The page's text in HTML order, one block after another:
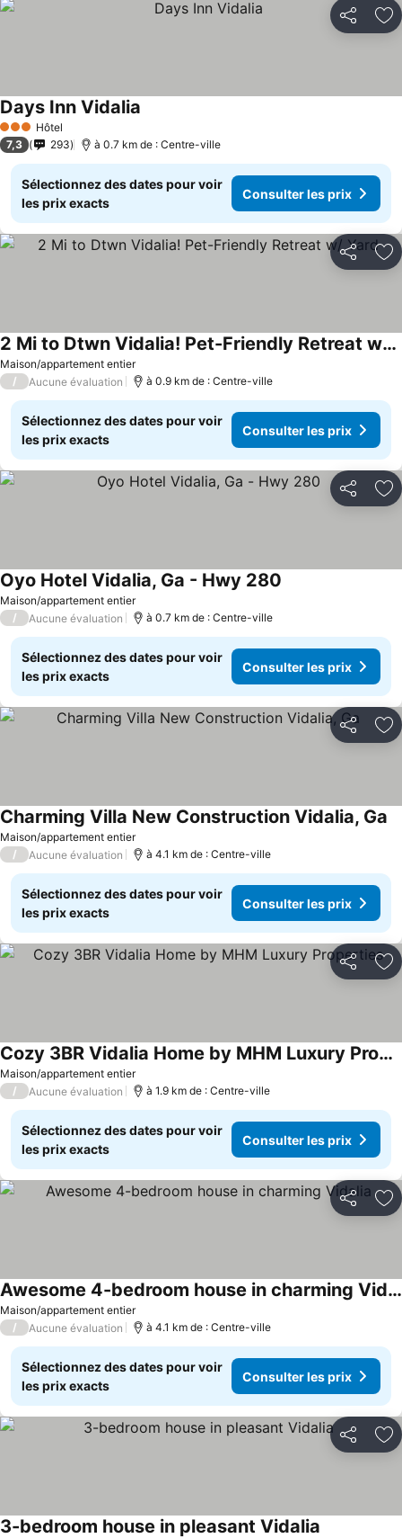
Partager
3 ÉtoilesHôtel
Days Inn Vidalia
7,3 293 à 0.7 km de : Centre-ville
Sélectionnez des dates pour voir
les prix exacts
Consulter les prix
Partager
Maison/appartement entier
2 Mi to Dtwn Vidalia! Pet-Friendly Retreat w/ Yard
/ Aucune évaluation à 0.9 km de : Centre-ville
Sélectionnez des dates pour voir
les prix exacts
Consulter les prix
Partager
Maison/appartement entier
Oyo Hotel Vidalia, Ga - Hwy 280
/ Aucune évaluation à 0.7 km de : Centre-ville
Sélectionnez des dates pour voir
les prix exacts
Consulter les prix
Partager
Maison/appartement entier
Charming Villa New Construction Vidalia, Ga
/ Aucune évaluation à 4.1 km de : Centre-ville
Sélectionnez des dates pour voir
les prix exacts
Consulter les prix
Partager
Maison/appartement entier
Cozy 3BR Vidalia Home by MHM Luxury Properties
/ Aucune évaluation à 1.9 km de : Centre-ville
Sélectionnez des dates pour voir
les prix exacts
Consulter les prix
Partager
Maison/appartement entier
Awesome 4-bedroom house in charming Vidalia
/ Aucune évaluation à 4.1 km de : Centre-ville
Sélectionnez des dates pour voir
les prix exacts
Consulter les prix
Partager
3-bedroom house in pleasant Vidalia